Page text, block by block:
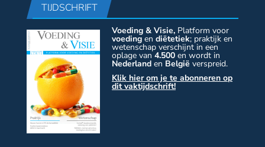
TIJDSCHRIFT
Voeding & Visie, Platform voor
voeding en diëtetiek; praktijk en
wetenschap verschijnt in een
oplage van4.500 en wordt in
Nederland en België verspreid.
Klik hier om je te abonneren op
dit vaktijdschrift!